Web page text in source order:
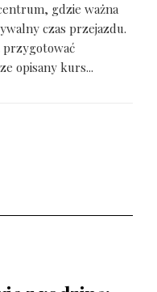
gdzie ważna
czas przejazdu.
przygotować
opisany kurs...